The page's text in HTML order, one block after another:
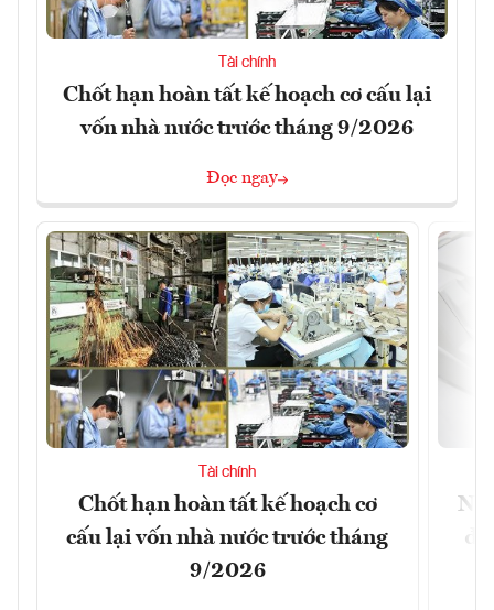
Tài chính
Chốt hạn hoàn tất kế hoạch cơ cấu lại
vốn nhà nước trước tháng 9/2026
Đọc ngay
Tài chính
Chốt hạn hoàn tất kế hoạch cơ
cấu lại vốn nhà nước trước tháng
9/2026